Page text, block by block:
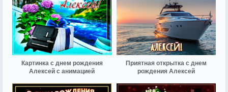
Картинка с днем рождения
Алексей с анимацией
Приятная открытка с днем
рождения Алексей